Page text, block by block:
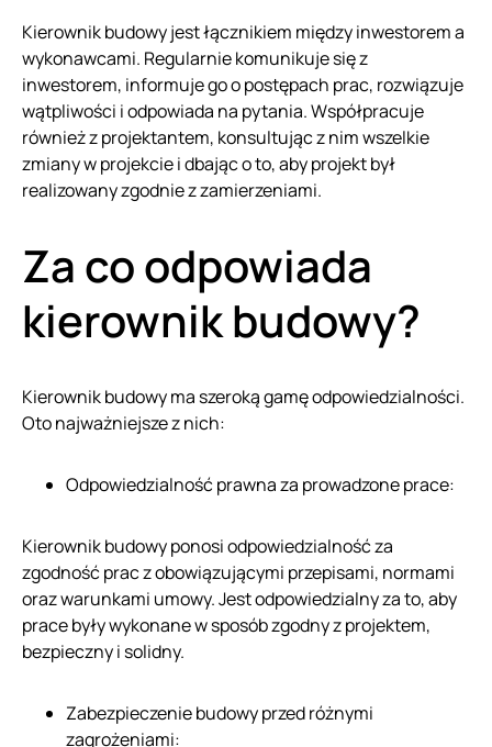
Kierownik budowy jest łącznikiem między inwestorem a
wykonawcami. Regularnie komunikuje się z
inwestorem, informuje go o postępach prac, rozwiązuje
wątpliwości i odpowiada na pytania. Współpracuje
również z projektantem, konsultując z nim wszelkie
zmiany w projekcie i dbając o to, aby projekt był
realizowany zgodnie z zamierzeniami.
Za co odpowiada
kierownik budowy?
Kierownik budowy ma szeroką gamę odpowiedzialności.
Oto najważniejsze z nich:
Odpowiedzialność prawna za prowadzone prace:
Kierownik budowy ponosi odpowiedzialność za
zgodność prac z obowiązującymi przepisami, normami
oraz warunkami umowy. Jest odpowiedzialny za to, aby
prace były wykonane w sposób zgodny z projektem,
bezpieczny i solidny.
Zabezpieczenie budowy przed różnymi
zagrożeniami: